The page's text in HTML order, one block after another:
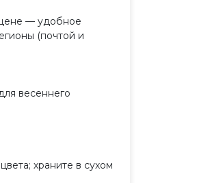
— удобное
(почтой и
весеннего
храните в сухом